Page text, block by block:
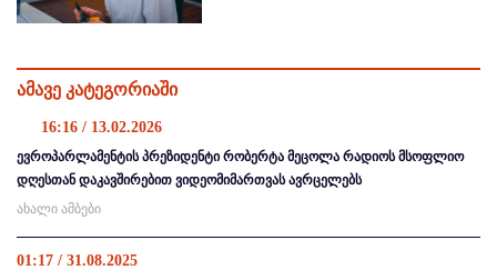
ამავე კატეგორიაში
16:16 / 13.02.2026
ევროპარლამენტის პრეზიდენტი რობერტა მეცოლა რადიოს მსოფლიო
დღესთან დაკავშირებით ვიდეომიმართვას ავრცელებს
ახალი ამბები
01:17 / 31.08.2025